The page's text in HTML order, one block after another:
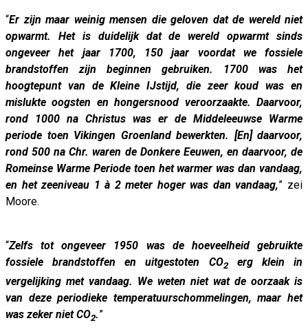
“Er zijn maar weinig mensen die geloven dat de wereld niet
opwarmt. Het is duidelijk dat de wereld opwarmt sinds
ongeveer het jaar 1700, 150 jaar voordat we fossiele
brandstoffen zijn beginnen gebruiken. 1700 was het
hoogtepunt van de Kleine IJstijd, die zeer koud was en
mislukte oogsten en hongersnood veroorzaakte. Daarvoor,
rond 1000 na Christus was er de Middeleeuwse Warme
periode toen Vikingen Groenland bewerkten. [En] daarvoor,
rond 500 na Chr. waren de Donkere Eeuwen, en daarvoor, de
Romeinse Warme Periode toen het warmer was dan vandaag,
en het zeeniveau 1 à 2 meter hoger was dan vandaag,” zei
Moore.
“Zelfs tot ongeveer 1950 was de hoeveelheid gebruikte
fossiele brandstoffen en uitgestoten CO2erg klein in
vergelijking met vandaag. We weten niet wat de oorzaak is
van deze periodieke temperatuurschommelingen, maar het
was zeker niet CO2.”